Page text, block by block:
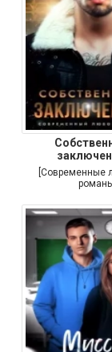
[Современные